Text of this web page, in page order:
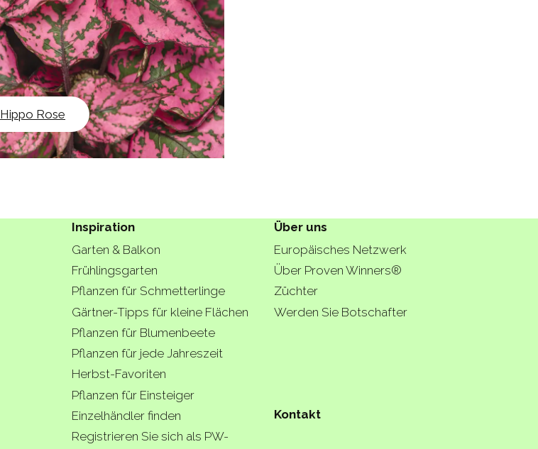
Hippo Rose
Inspiration
Garten & Balkon
Frühlingsgarten
Pflanzen für Schmetterlinge
Gärtner-Tipps für kleine Flächen
Pflanzen für Blumenbeete
Pflanzen für jede Jahreszeit
Herbst-Favoriten
Pflanzen für Einsteiger
Über uns
Europäisches Netzwerk
Über Proven Winners®
Züchter
Werden Sie Botschafter
Einzelhändler finden
Registrieren Sie sich als PW-
Kontakt